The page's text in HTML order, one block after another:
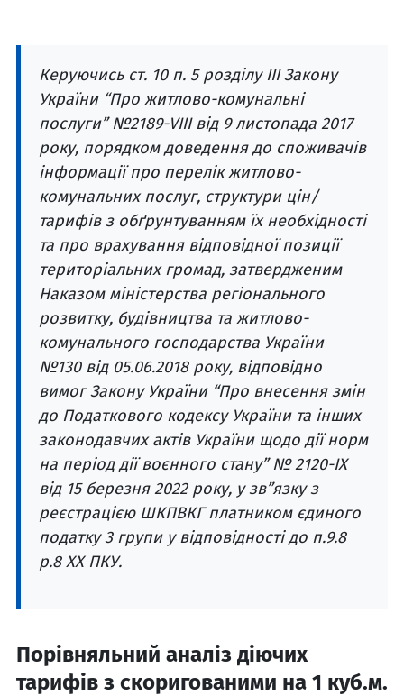
Керуючись ст. 10 п. 5 розділу III Закону
України “Про житлово-комунальні
послуги” №2189-VIII від 9 листопада 2017
року, порядком доведення до споживачів
інформації про перелік житлово-
комунальних послуг, структури цін/
тарифів з обґрунтуванням їх необхідності
та про врахування відповідної позиції
територіальних громад, затвердженим
Наказом міністерства регіонального
розвитку, будівництва та житлово-
комунального господарства України
№130 від 05.06.2018 року, відповідно
вимог Закону України “Про внесення змін
до Податкового кодексу України та інших
законодавчих актів України щодо дії норм
на період дії воєнного стану” № 2120-ІХ
від 15 березня 2022 року, у зв”язку з
реєстрацією ШКПВКГ платником єдиного
податку 3 групи у відповідності до п.9.8
р.8 ХХ ПКУ.
Порівняльний аналіз діючих
тарифів з скоригованими на 1 куб.м.